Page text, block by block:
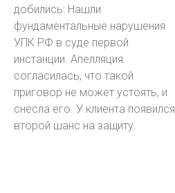
добились: Нашли
фундаментальные нарушения
УПК РФ в суде первой
инстанции. Апелляция
согласилась, что такой
приговор не может устоять, и
снесла его. У клиента появился
второй шанс на защиту.